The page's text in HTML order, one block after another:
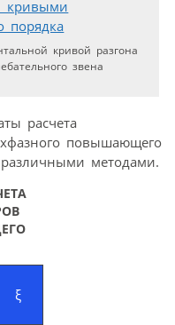
кривой разгона
звена
расчета
повышающего
методами.
ξ